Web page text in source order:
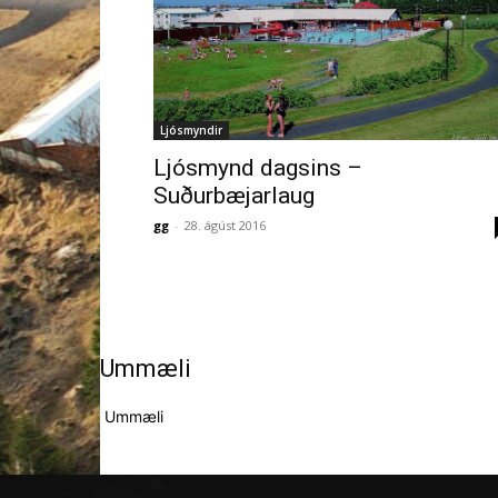
Ljósmyndir
Ljósmynd dagsins –
Suðurbæjarlaug
gg - 28. ágúst 2016
Ummæli
Ummæli